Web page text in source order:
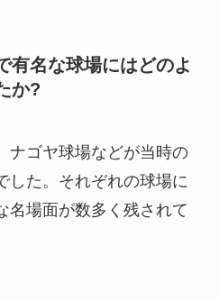
有名な球場にはどのよ
か?
ナゴヤ球場などが当時の
した。それぞれの球場に
名場面が数多く残されて